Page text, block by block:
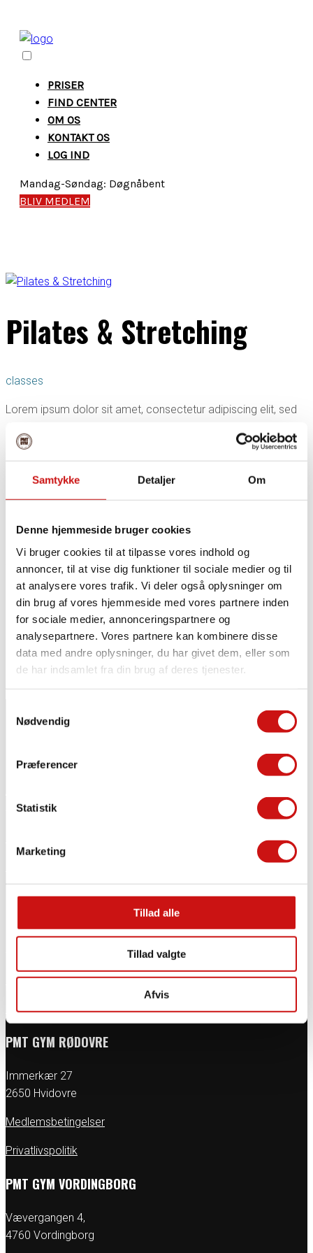
Samtykke Detaljer Om
Denne hjemmeside bruger cookies
Vi bruger cookies til at tilpasse vores indhold og
annoncer, til at vise dig funktioner til sociale medier og til
at analysere vores trafik. Vi deler også oplysninger om
din brug af vores hjemmeside med vores partnere inden
for sociale medier, annonceringspartnere og
analysepartnere. Vores partnere kan kombinere disse
data med andre oplysninger, du har givet dem, eller som
de har indsamlet fra din brug af deres tjenester.
Nødvendig
Præferencer
Statistik
Marketing
Tillad alle
Tillad valgte
Afvis
PRISER
FIND CENTER
OM OS
KONTAKT OS
LOG IND
Mandag-Søndag: Døgnåbent
BLIV MEDLEM
Pilates & Stretching
classes
Lorem ipsum dolor sit amet, consectetur adipiscing elit, sed
aliqua. Ut enim ad minim veniam, quis nostrud exercitation
ullamco laboris nisi ut aliquip ex ea commodo consequat.
Duis aute irure dolor in reprehenderit in voluptate velit esse
cillum dolore eu fugiat nulla pariatur.
Coaches
Jennifer Aster
Schedule
Mn - St: 8:00am - 9:00pm
PMT GYM NÆSTVED
4700 Næstved
PMT GYM SLAGELSE
Holbækvej 8
Medlemsbetingelser
Privatlivspolitik
PMT GYM RØDOVRE
Immerkær 27
2650 Hvidovre
Medlemsbetingelser
Privatlivspolitik
PMT GYM VORDINGBORG
Vævergangen 4,
4760 Vordingborg